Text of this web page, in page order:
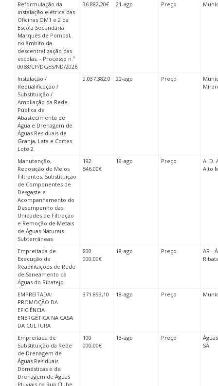
Reformulação da
instalação elétrica das
Oficinas OM1 e 2 da
Escola Secundária
Marquês de Pombal,
no âmbito da
descentralização das
escolas. - Processo n.º
0068/CP/DGES/ND/2026
36 882,20€ 21-ago Preço
Instalação /
Requalificação /
Substituição /
Ampliação da Rede
Pública de
Abastecimento de
Água e Drenagem de
Águas Residuais de
Granja, Lata e Cortes
Lote 2
2.037.382,0 20-ago Preço
Manutenção,
Reposição de Meios
Filtrantes, Substituição
de Componentes de
Desgaste e
Acompanhamento do
Desempenho das
Unidades de Filtração
e Remoção de Metais
de Águas Naturais
Subterrâneas
192
546,00€
19-ago Preço
A. D.
Alto
Empreitada de
Execução de
Reabilitações de Rede
de Saneamento da
Águas do Ribatejo
200
000,00€
18-ago Preço
AR -
EMPREITADA:
PROMOÇÃO DA
EFICIÊNCIA
ENERGÉTICA NA CASA
DA CULTURA
371.893,10 18-ago Preço
Empreitada de
Substituição da Rede
de Drenagem de
Águas Residuais
Domésticas e de
Drenagem de Águas
Pluviais na Rua Clube
100
000,00€
13-ago Preço
SA